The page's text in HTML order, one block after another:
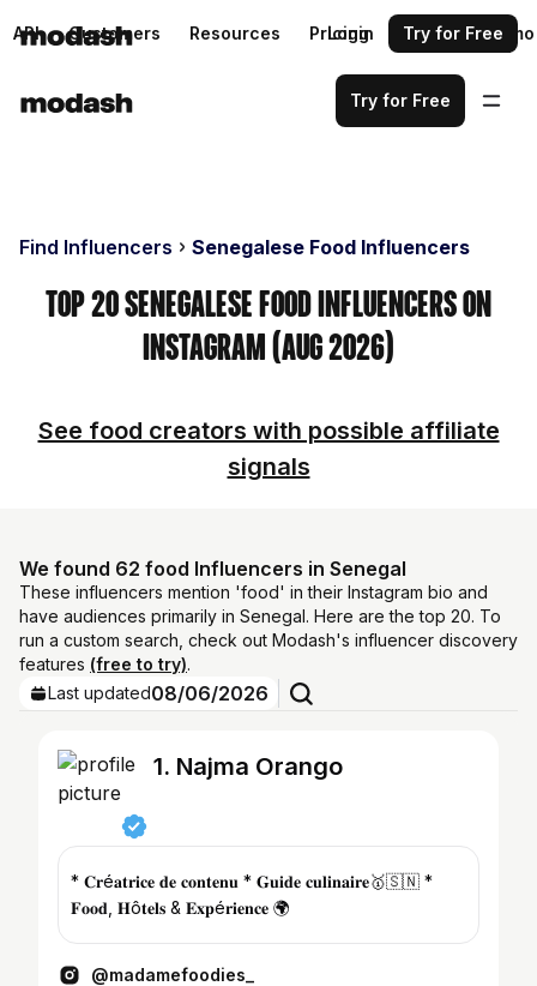
API Customers Resources Pricing Request a demo
Login Try for Free
Try for Free
Find Influencers Senegalese Food Influencers
Top 20 Senegalese Food Influencers on
Instagram (Aug 2026)
See food creators with possible affiliate
signals
We found 62 food Influencers in Senegal
These influencers mention 'food' in their Instagram bio and
have audiences primarily in Senegal. Here are the top 20. To
run a custom search, check out Modash's influencer discovery
features (free to try).
Last updated08/06/2026
1. Najma Orango
* 𝐂𝐫é𝐚𝐭𝐫𝐢𝐜𝐞 𝐝𝐞 𝐜𝐨𝐧𝐭𝐞𝐧𝐮 * 𝐆𝐮𝐢𝐝𝐞 𝐜𝐮𝐥𝐢𝐧𝐚𝐢𝐫𝐞🥇🇸🇳 *
𝐅𝐨𝐨𝐝, 𝐇ô𝐭𝐞𝐥𝐬 & 𝐄𝐱𝐩é𝐫𝐢𝐞𝐧𝐜𝐞 🌍
@madamefoodies_